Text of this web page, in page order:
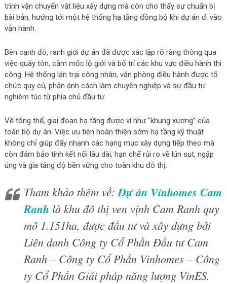
trình vận chuyển vật liệu xây dựng mà còn cho thấy sự chuẩn bị
bài bản, hướng tới một hệ thống hạ tầng đồng bộ khi dự án đi vào
vận hành.
Bên cạnh đó, ranh giới dự án đã được xác lập rõ ràng thông qua
việc quây tôn, cắm mốc lộ giới và bố trí các khu vực điều hành thi
công. Hệ thống lán trại công nhân, văn phòng điều hành được tổ
chức quy củ, phản ánh cách làm chuyên nghiệp và sự đầu tư
nghiêm túc từ phía chủ đầu tư.
Về tổng thể, giai đoạn hạ tầng được ví như “khung xương” của
toàn bộ dự án. Việc ưu tiên hoàn thiện sớm hạ tầng kỹ thuật
không chỉ giúp đẩy nhanh các hạng mục xây dựng tiếp theo mà
còn đảm bảo tính kết nối lâu dài, hạn chế rủi ro về lún sụt, ngập
úng và gia tăng độ bền vững cho toàn khu đô thị.
Tham khảo thêm về:Dự án Vinhomes Cam
Ranh là khu đô thị ven vịnh Cam Ranh quy
mô 1.151ha, được đầu tư và xây dựng bởi
Liên danh Công ty Cổ Phần Đầu tư Cam
Ranh – Công ty Cổ Phần Vinhomes – Công
ty Cổ Phần Giải pháp năng lượng VinES.